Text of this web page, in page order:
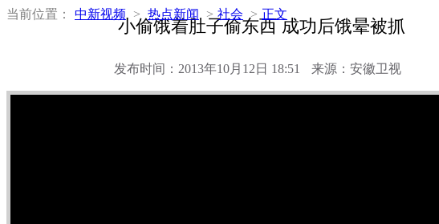
当前位置： 中新视频 > 热点新闻 > 社会 > 正文
小偷饿着肚子偷东西 成功后饿晕被抓
发布时间：2013年10月12日 18:51 来源：安徽卫视